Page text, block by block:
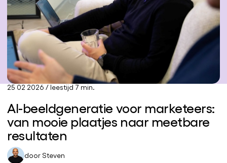
25 02 2026 / leestijd 7 min.
AI-beeldgeneratie voor marketeers:
van mooie plaatjes naar meetbare
resultaten
door Steven